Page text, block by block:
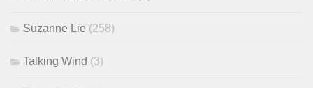
Suzanne Lie (258)
Talking Wind (3)